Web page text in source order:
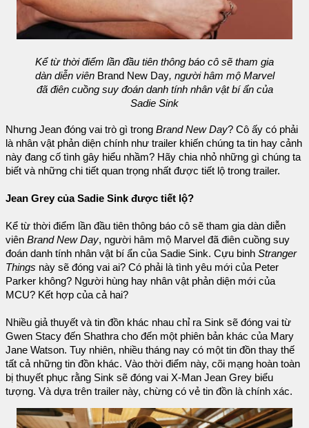
Kể từ thời điểm lần đầu tiên thông báo cô sẽ tham gia
dàn diễn viên Brand New Day, người hâm mộ Marvel
đã điên cuồng suy đoán danh tính nhân vật bí ẩn của
Sadie Sink
Nhưng Jean đóng vai trò gì trong Brand New Day? Cô ấy có phải
là nhân vật phản diện chính như trailer khiến chúng ta tin hay cảnh
này đang cố tình gây hiểu nhầm? Hãy chia nhỏ những gì chúng ta
biết và những chi tiết quan trọng nhất được tiết lộ trong trailer.
Jean Grey của Sadie Sink được tiết lộ?
Kể từ thời điểm lần đầu tiên thông báo cô sẽ tham gia dàn diễn
viên Brand New Day, người hâm mộ Marvel đã điên cuồng suy
đoán danh tính nhân vật bí ẩn của Sadie Sink. Cựu binh Stranger
Things này sẽ đóng vai ai? Có phải là tình yêu mới của Peter
Parker không? Người hùng hay nhân vật phản diện mới của
MCU? Kết hợp của cả hai?
Nhiều giả thuyết và tin đồn khác nhau chỉ ra Sink sẽ đóng vai từ
Gwen Stacy đến Shathra cho đến một phiên bản khác của Mary
Jane Watson. Tuy nhiên, nhiều tháng nay có một tin đồn thay thế
tất cả những tin đồn khác. Vào thời điểm này, cõi mạng hoàn toàn
bị thuyết phục rằng Sink sẽ đóng vai X-Man Jean Grey biểu
tượng. Và dựa trên trailer này, chừng có vẻ tin đồn là chính xác.